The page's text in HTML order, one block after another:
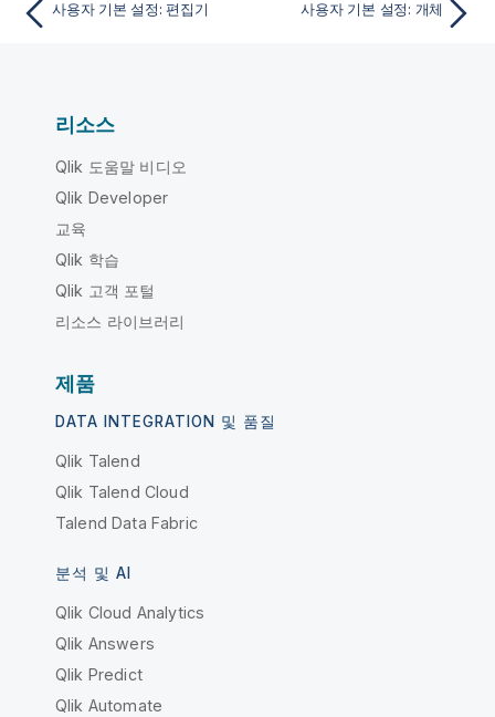
사용자 기본 설정: 편집기 사용자 기본 설정: 개체
리소스
Qlik 도움말 비디오
Qlik Developer
교육
Qlik 학습
Qlik 고객 포털
리소스 라이브러리
제품
DATA INTEGRATION 및 품질
Qlik Talend
Qlik Talend Cloud
Talend Data Fabric
분석 및 AI
Qlik Cloud Analytics
Qlik Answers
Qlik Predict
Qlik Automate